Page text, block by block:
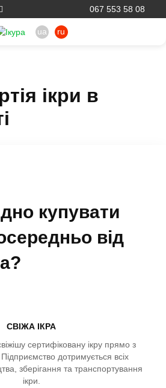
067 553 58 08
ua ru
ікри в
купувати
від
СВІЖА ІКРА
сертифіковану ікру прямо з
Підприємство дотримується всіх
зберігання та транспортування
ікри.